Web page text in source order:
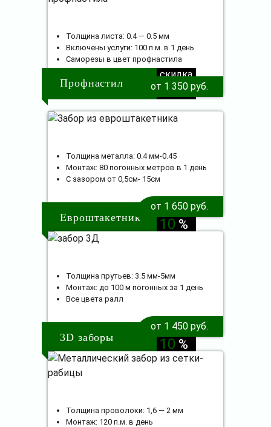
Профнастил
скидка
10%
Толщина листа: 0.4 — 0.5 мм
Включены услуги: 100 п.м. в 1 день
Саморезы в цвет профнастила
от 1 350 руб.
Евроштакетник
скидка
10 %
Толщина металла: 0.4 мм-0.45
Монтаж: 80 погонных метров в 1 день
С зазором от 0,5см- 15см
от 1 650 руб.
3D заборы
скидка
10 %
Толщина прутьев: 3.5 мм-5мм
Монтаж: до 100 м погонных за 1 день
Все цвета ралл
от 1 450 руб.
Толщина проволоки: 1,6 — 2 мм
Монтаж: 120 п.м. в день